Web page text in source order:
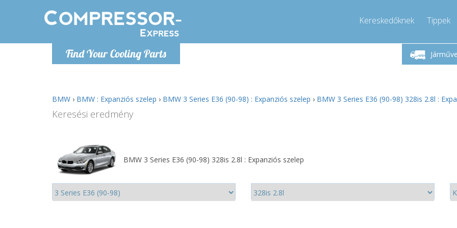
Find Your Cooling Parts
Kereskedőknek Tippek
Hétfő-Péntek 9-17
Hívjon!
BMW › BMW : Expanziós szelep › BMW 3 Series E36 (90-98) : Expanziós szelep › BMW 3 Series E36 (90-98) 328is 2.8l :
Keresési eredmény
BMW 3 Series E36 (90-98) 328is 2.8l : Expanziós szelep